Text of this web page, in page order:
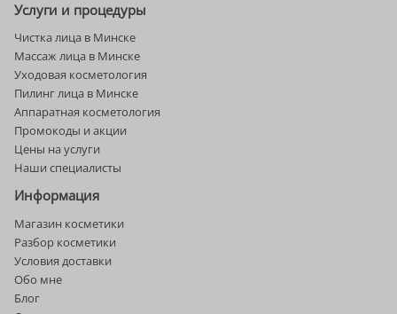
Услуги и процедуры
Чистка лица в Минске
Массаж лица в Минске
Уходовая косметология
Пилинг лица в Минске
Аппаратная косметология
Промокоды и акции
Цены на услуги
Наши специалисты
Информация
Магазин косметики
Разбор косметики
Условия доставки
Обо мне
Блог